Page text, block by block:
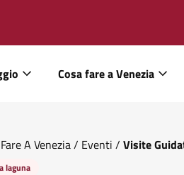
Cosa fare a Venezia
A Venezia/ Eventi / Visite
laguna